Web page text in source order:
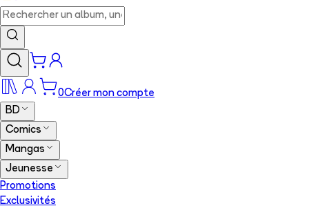
0Créer mon compte
BD
Comics
Mangas
Jeunesse
Promotions
Exclusivités